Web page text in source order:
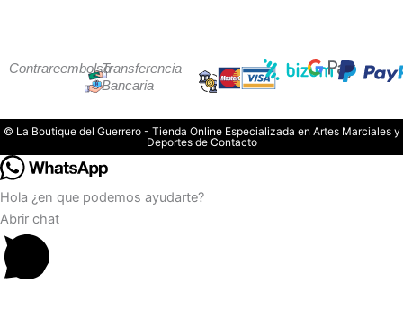
ContrareembolsoTransferencia
Bancaria
© La Boutique del Guerrero - Tienda Online Especializada en Artes Marciales y
Deportes de Contacto
Hola ¿en que podemos ayudarte?
Abrir chat